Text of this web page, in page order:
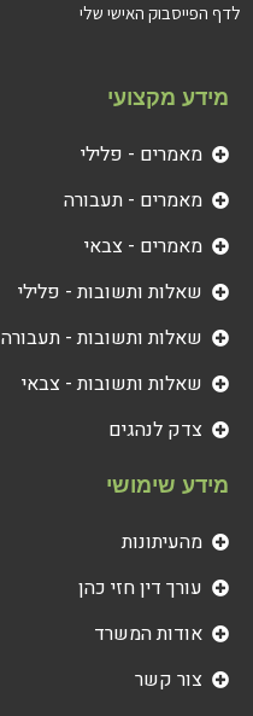
מידע שימושי
מהעיתונות
עורך דין חזי כהן
אודות המשרד
צור קשר
מידע מקצועי
מאמרים - פלילי
מאמרים - תעבורה
מאמרים - צבאי
שאלות ותשובות - פלילי
שאלות ותשובות - תעבורה
שאלות ותשובות - צבאי
צדק לנהגים
לדף הפייסבוק האישי שלי